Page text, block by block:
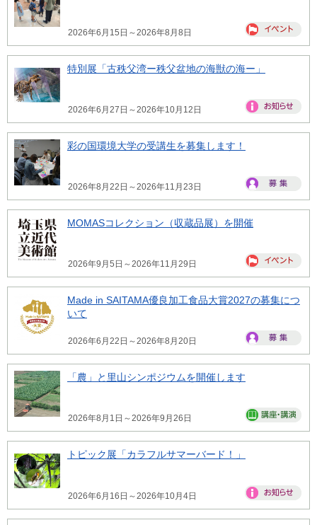
2026年6月15日～2026年8月8日
特別展「古秩父湾ー秩父盆地の海獣の海ー」
2026年6月27日～2026年10月12日
彩の国環境大学の受講生を募集します！
2026年8月22日～2026年11月23日
MOMASコレクション（収蔵品展）を開催
2026年9月5日～2026年11月29日
Made in SAITAMA優良加工食品大賞2027の募集につ
いて
2026年6月22日～2026年8月20日
「農」と里山シンポジウムを開催します
2026年8月1日～2026年9月26日
トピック展「カラフルサマーバード！」
2026年6月16日～2026年10月4日